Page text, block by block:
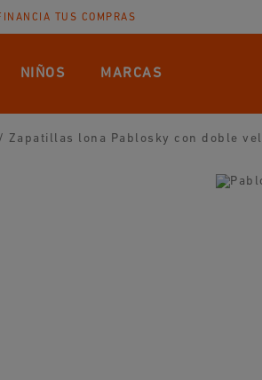
TUS COMPRAS
NIÑOS MARCAS
Zapatillas lona Pablosky con doble